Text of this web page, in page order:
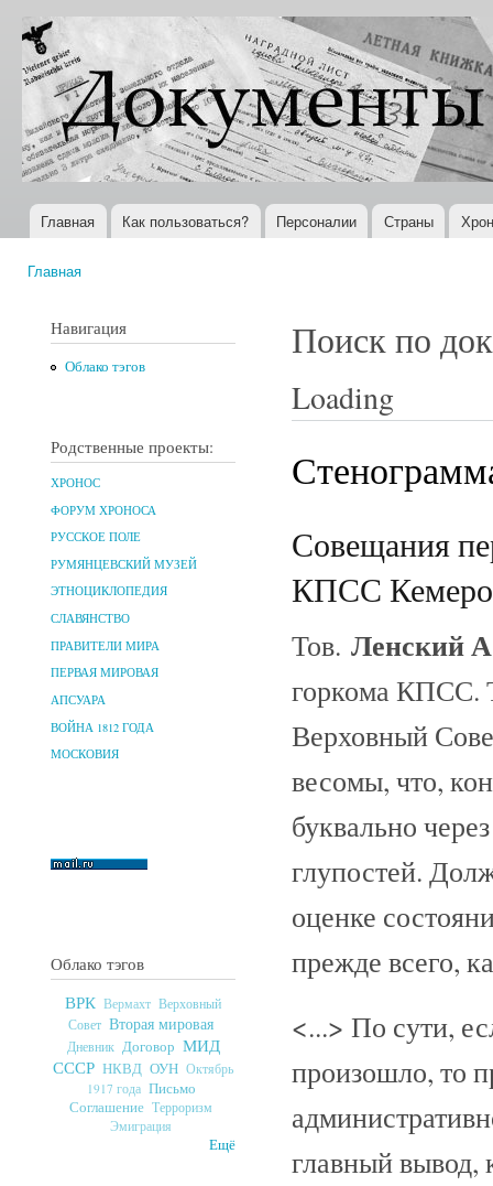
Документы
XX века
Всемирная
история в
Интернете
Главное меню
Главная Как пользоваться? Персоналии Страны
Главная
Навигация
Облако тэгов
Родственные проекты:
ХРОНОС
ФОРУМ ХРОНОСА
РУССКОЕ ПОЛЕ
РУМЯНЦЕВСКИЙ МУЗЕЙ
ЭТНОЦИКЛОПЕДИЯ
СЛАВЯНСТВО
ПРАВИТЕЛИ МИРА
ПЕРВАЯ МИРОВАЯ
АПСУАРА
ВОЙНА 1812 ГОДА
МОСКОВИЯ
Облако тэгов
ВРК Вермахт Верховный
Совет Вторая мировая
Дневник Договор МИД
СССР НКВД ОУН Октябрь
1917 года Письмо
Соглашение Терроризм
Эмиграция
Ещё
Поиск по
Loading
Совещания
КПСС
Тов. Ленский
горкома КПСС.
Верховный
весомы, что,
буквально
глупостей.
оценке
прежде всего,
<...> По сути,
произошло, то
главный вывод,